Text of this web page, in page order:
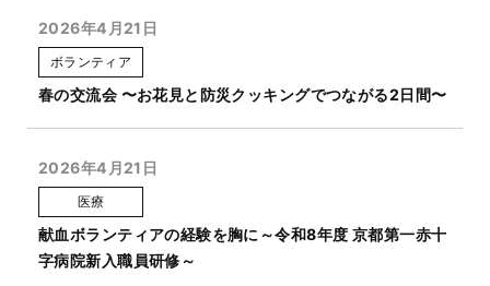
2026年4月21日
ボランティア
春の交流会 〜お花見と防災クッキングでつながる2日間〜
2026年4月21日
医療
献血ボランティアの経験を胸に～令和8年度 京都第一赤十
字病院新入職員研修～